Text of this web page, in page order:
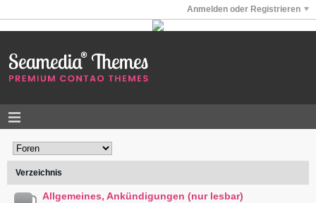
Anmelden oder Registrieren
Verzeichnis
Allgemeines, Ankündigungen (nur lesbar)